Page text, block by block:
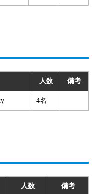
人数 備考
4名
人数 備考